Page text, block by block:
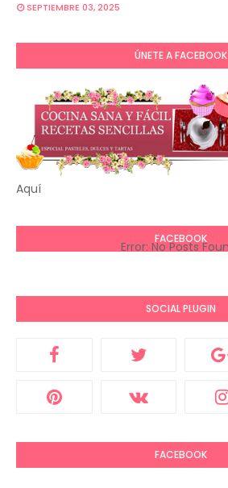
SEPTIEMBRE 03, 2025
ÚNETE A FACEBOOK
Aquí
FACEBOOK
Error: No Posts
SOCIAL PLUGIN
FACEBOOK